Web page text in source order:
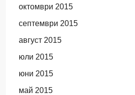
октомври 2015
септември 2015
август 2015
юли 2015
юни 2015
май 2015